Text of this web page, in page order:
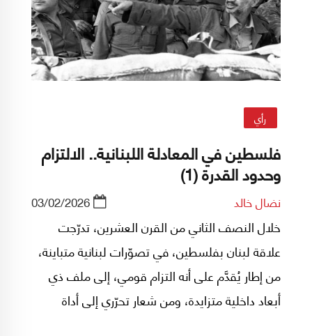
رأي
فلسطين في المعادلة اللبنانية.. الالتزام
وحدود القدرة (1)
نضال خالد 03/02/2026
خلال النصف الثاني من القرن العشرين، تدرّجت
علاقة لبنان بفلسطين، في تصوّرات لبنانية متباينة،
من إطار يُقدَّم على أنه التزام قومي، إلى ملف ذي
أبعاد داخلية متزايدة، ومن شعار تحرّري إلى أداة